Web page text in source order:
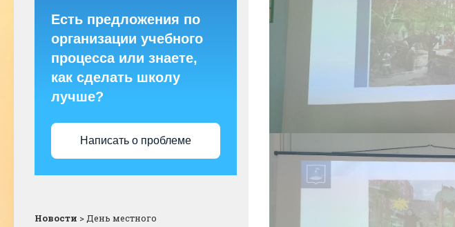
Есть предложения по
организации учебного
процесса или знаете,
как сделать школу
лучше?
Написать о проблеме
Новости > День местного